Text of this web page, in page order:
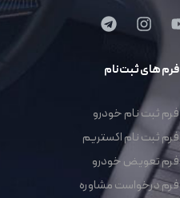
فرم های ثبت نام
فرم ثبت نام خودرو
فرم ثبت نام اکستریم
فرم تعویض خودرو
فرم درخواست مشاوره